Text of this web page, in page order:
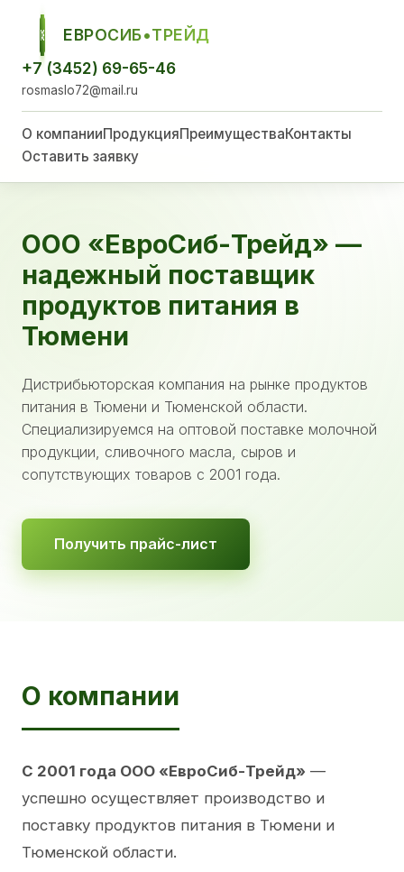
ЕСТ
ЕВРОСИБ•ТРЕЙД
+7 (3452) 69-65-46
rosmaslo72@mail.ru
О компанииПродукцияПреимуществаКонтакты
Оставить заявку
ООО «ЕвроСиб-Трейд» —
надежный поставщик
продуктов питания в
Тюмени
Дистрибьюторская компания на рынке продуктов
питания в Тюмени и Тюменской области.
Специализируемся на оптовой поставке молочной
продукции, сливочного масла, сыров и
сопутствующих товаров с 2001 года.
Получить прайс-лист
О компании
С 2001 года ООО «ЕвроСиб-Трейд» —
успешно осуществляет производство и
поставку продуктов питания в Тюмени и
Тюменской области.